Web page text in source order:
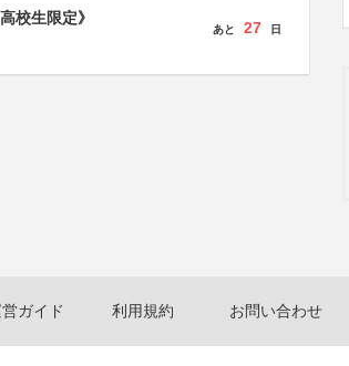
校生限定》
あと 27 日
ガイド 利用規約 お問い合わせ